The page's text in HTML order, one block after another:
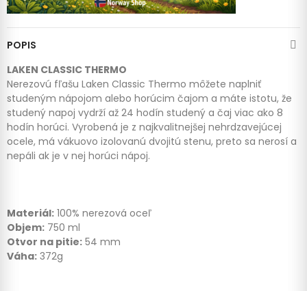
POPIS
LAKEN CLASSIC THERMO
Nerezovú fľašu Laken Classic Thermo môžete naplniť
studeným nápojom alebo horúcim čajom a máte istotu, že
studený napoj vydrží až 24 hodín studený a čaj viac ako 8
hodín horúci. Vyrobená je z najkvalitnejšej nehrdzavejúcej
ocele, má vákuovo izolovanú dvojitú stenu, preto sa nerosí a
nepáli ak je v nej horúci nápoj.
Materiál: 100% nerezová oceľ
Objem: 750 ml
Otvor na pitie: 54 mm
Váha: 372g